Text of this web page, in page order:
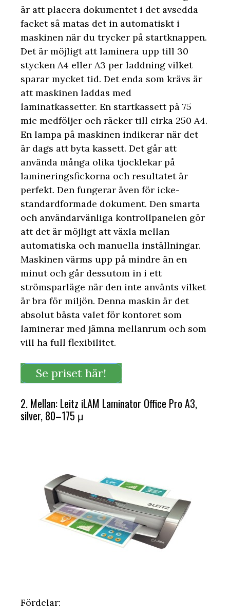
är att placera dokumentet i det avsedda
facket så matas det in automatiskt i
maskinen när du trycker på startknappen.
Det är möjligt att laminera upp till 30
stycken A4 eller A3 per laddning vilket
sparar mycket tid. Det enda som krävs är
att maskinen laddas med
laminatkassetter. En startkassett på 75
mic medföljer och räcker till cirka 250 A4.
En lampa på maskinen indikerar när det
är dags att byta kassett. Det går att
använda många olika tjocklekar på
lamineringsfickorna och resultatet är
perfekt. Den fungerar även för icke-
standardformade dokument. Den smarta
och användarvänliga kontrollpanelen gör
att det är möjligt att växla mellan
automatiska och manuella inställningar.
Maskinen värms upp på mindre än en
minut och går dessutom in i ett
strömsparläge när den inte använts vilket
är bra för miljön. Denna maskin är det
absolut bästa valet för kontoret som
laminerar med jämna mellanrum och som
vill ha full flexibilitet.
Se priset här!
2. Mellan: Leitz iLAM Laminator Office Pro A3,
silver, 80–175 μ
Fördelar: